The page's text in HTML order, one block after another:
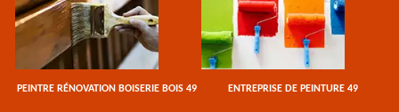
PEINTRE RÉNOVATION BOISERIE BOIS 49 ENTREPRISE DE PEINTURE 49